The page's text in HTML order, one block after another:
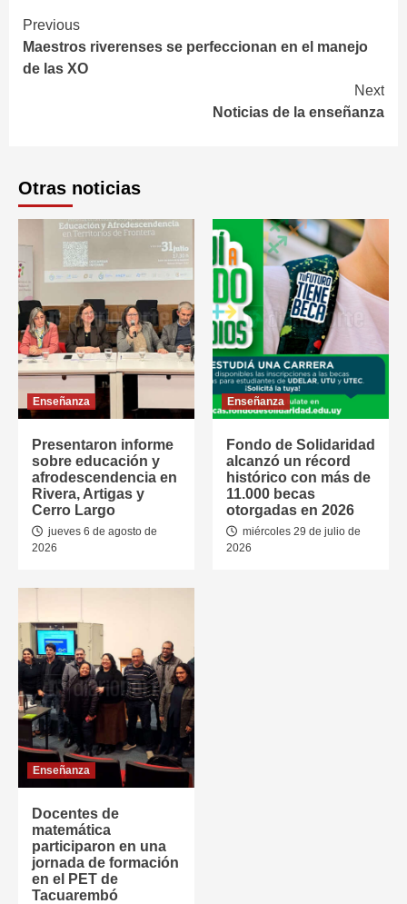
Continue
Reading
Previous
Maestros riverenses se perfeccionan en el manejo
de las XO
Next
Noticias de la enseñanza
Otras noticias
Enseñanza
Presentaron informe
sobre educación y
afrodescendencia en
Rivera, Artigas y
Cerro Largo
jueves 6 de agosto de
2026
Enseñanza
Fondo de Solidaridad
alcanzó un récord
histórico con más de
11.000 becas
otorgadas en 2026
miércoles 29 de julio de
2026
Enseñanza
Docentes de
matemática
participaron en una
jornada de formación
en el PET de
Tacuarembó